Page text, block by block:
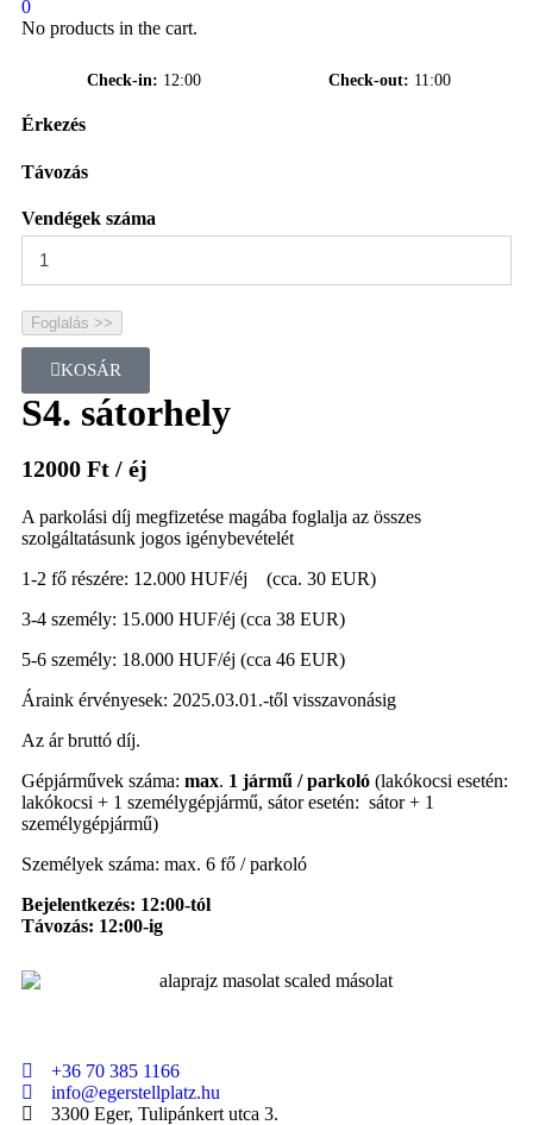
0
No products in the cart.
Check-in 12:00 Check-out 11:00
Érkezés
Távozás
Vendégek száma
Foglalás >>
KOSÁR
S4. sátorhely
12000 Ft / éj
A parkolási díj megfizetése magába foglalja az összes
szolgáltatásunk jogos igénybevételét
1-2 fő részére: 12.000 HUF/éj (cca. 30 EUR)
3-4 személy: 15.000 HUF/éj (cca 38 EUR)
5-6 személy: 18.000 HUF/éj (cca 46 EUR)
Áraink érvényesek: 2025.03.01.-től visszavonásig
Az ár bruttó díj.
Gépjárművek száma: max. 1 jármű / parkoló (lakókocsi esetén:
lakókocsi + 1 személygépjármű, sátor esetén: sátor + 1
személygépjármű)
Személyek száma: max. 6 fő / parkoló
Bejelentkezés: 12:00-tól
Távozás: 12:00-ig
+36 70 385 1166
info@egerstellplatz.hu
3300 Eger, Tulipánkert utca 3.